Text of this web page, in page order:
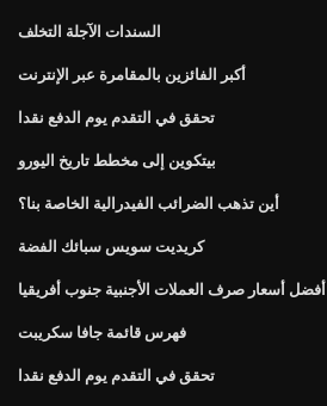
السندات الآجلة التخلف
أكبر الفائزين بالمقامرة عبر الإنترنت
تحقق في التقدم يوم الدفع نقدا
بيتكوين إلى مخطط تاريخ اليورو
أين تذهب الضرائب الفيدرالية الخاصة بنا؟
كريديت سويس سبائك الفضة
أفضل أسعار صرف العملات الأجنبية جنوب أفريقيا
فهرس قائمة جافا سكريبت
تحقق في التقدم يوم الدفع نقدا